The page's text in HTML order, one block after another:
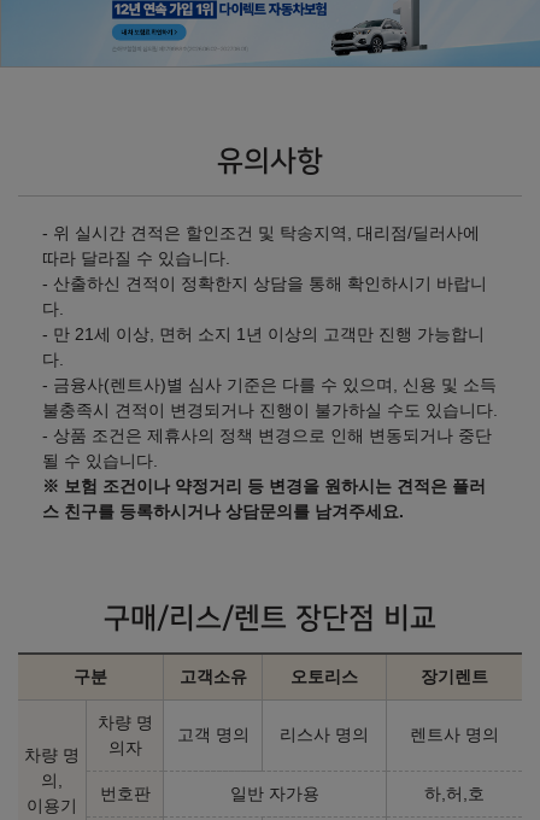
유의사항
- 위 실시간 견적은 할인조건 및 탁송지역, 대리점/딜러사에
따라 달라질 수 있습니다.
- 산출하신 견적이 정확한지 상담을 통해 확인하시기 바랍니
다.
- 만 21세 이상, 면허 소지 1년 이상의 고객만 진행 가능합니
다.
- 금융사(렌트사)별 심사 기준은 다를 수 있으며, 신용 및 소득
불충족시 견적이 변경되거나 진행이 불가하실 수도 있습니다.
- 상품 조건은 제휴사의 정책 변경으로 인해 변동되거나 중단
될 수 있습니다.
※ 보험 조건이나 약정거리 등 변경을 원하시는 견적은 플러
스 친구를 등록하시거나 상담문의를 남겨주세요.
구매/리스/렌트 장단점 비교
구분 고객소유 오토리스 장기렌트
차량 명
의,
이용기
차량 명
의자
고객 명의 리스사 명의 렌트사 명의
번호판 일반 자가용 하,허,호
모던 2WD
휘발유 16.2㎞/ℓ
모던 AWD
휘발유 14.7㎞/ℓ
프리미엄 AWD
H-PICK 2WD
휘발유 16.2
37,540,000 원
39,770,000
인스퍼레이션 2WD
휘발유 16.2㎞/ℓ
40,220,000 원
인스퍼레이션 AWD
휘발유 14.7㎞/ℓ
42,450,000원
인스퍼레이션 블랙 익스테리
인스퍼레이션 블랙 익스테리
인스퍼레이션 2WD
휘발유 14.9㎞/ℓ
40,870,000원
인스퍼레이션 AWD
휘발유 14.3㎞/ℓ
43,100,000